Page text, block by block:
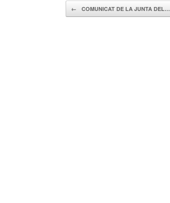
Navegador de artículos
← COMUNICAT DE LA JUNTA DEL…